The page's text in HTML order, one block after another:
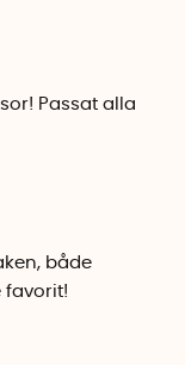
Passat alla
både
favorit!